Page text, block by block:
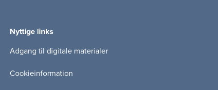
Nyttige links
Adgang til digitale materialer
Cookieinformation